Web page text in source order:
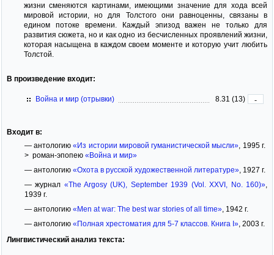
жизни сменяются картинами, имеющими значение для хода всей
мировой истории, но для Толстого они равноценны, связаны в
едином потоке времени. Каждый эпизод важен не только для
развития сюжета, но и как одно из бесчисленных проявлений жизни,
которая насыщена в каждом своем моменте и которую учит любить
Толстой.
В произведение входит:
Война и мир (отрывки) 8.31 (13) -
Входит в:
— антологию«Из истории мировой гуманистической мысли» , 1995 г.
> роман-эпопею «Война и мир»
— антологию «Охота в русской художественной литературе», 1927 г.
— журнал «The Argosy (UK), September 1939 (Vol. XXVI, No. 160)»
1939 г.
— антологию «Men at war: The best war stories of all time», 1942 г.
— антологию «Полная хрестоматия для 5-7 классов. Книга I», 2003 г.
Лингвистический анализ текста: